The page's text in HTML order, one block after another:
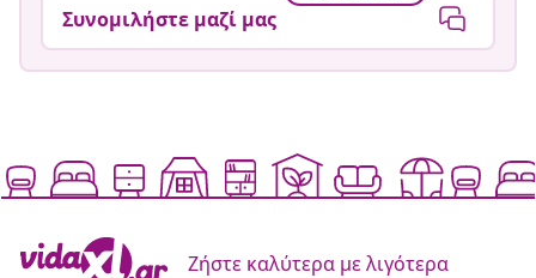
Συνομιλήστε μαζί μας
Ζήστε καλύτερα με λιγότερα